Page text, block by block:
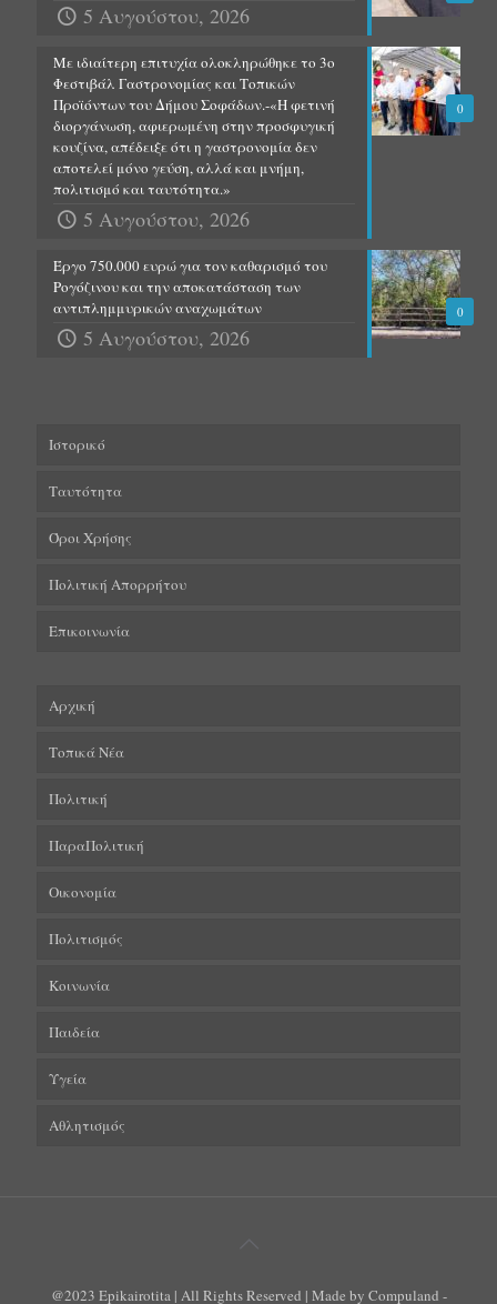
5 Αυγούστου, 2026
0
Με ιδιαίτερη επιτυχία ολοκληρώθηκε το 3ο
Φεστιβάλ Γαστρονομίας και Τοπικών
Προϊόντων του Δήμου Σοφάδων.-«Η φετινή
διοργάνωση, αφιερωμένη στην προσφυγική
κουζίνα, απέδειξε ότι η γαστρονομία δεν
αποτελεί μόνο γεύση, αλλά και μνήμη,
πολιτισμό και ταυτότητα.»
5 Αυγούστου, 2026
0
Έργο 750.000 ευρώ για τον καθαρισμό του
Ρογόζινου και την αποκατάσταση των
αντιπλημμυρικών αναχωμάτων
5 Αυγούστου, 2026
Ιστορικό
Ταυτότητα
Όροι Χρήσης
Πολιτική Απορρήτου
Επικοινωνία
Αρχική
Τοπικά Νέα
Πολιτική
ΠαραΠολιτική
Οικονομία
Πολιτισμός
Κοινωνία
Παιδεία
Υγεία
Αθλητισμός
@2023 Epikairotita | All Rights Reserved | Made by Compuland -